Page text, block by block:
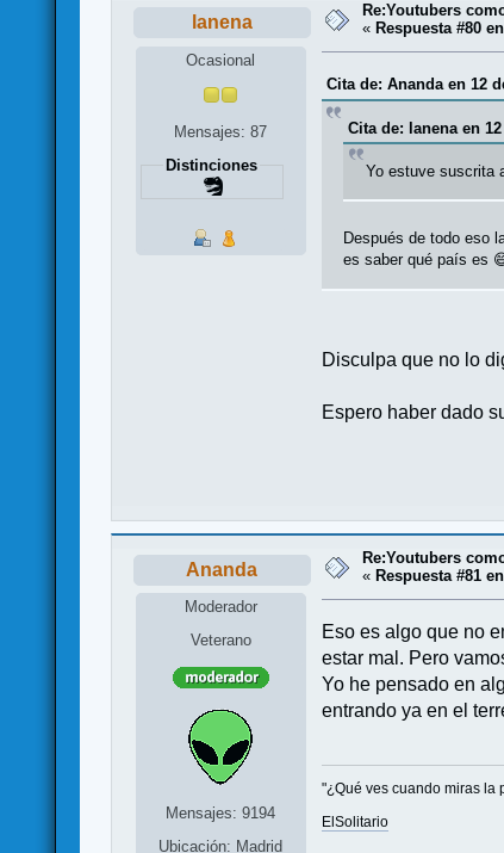
lanena
Ocasional
Mensajes: 87
Distinciones
Re:Youtubers
« Respuesta #80
Cita de: Ananda en 12
Cita de: lanena en
Yo estuve suscrita
Después de todo eso
es saber qué país es
Disculpa que no lo
Espero haber dado
Ananda
Moderador
Veterano
Mensajes: 9194
Ubicación: Madrid
Re:Youtubers
« Respuesta #81
Eso es algo que no
estar mal. Pero
Yo he pensado en
entrando ya en el
"¿Qué ves cuando miras la
ElSolitario